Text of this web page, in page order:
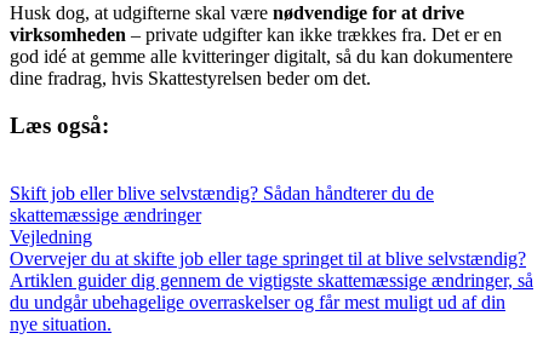
Husk dog, at udgifterne skal være nødvendige for at drive
virksomheden – private udgifter kan ikke trækkes fra. Det er en
god idé at gemme alle kvitteringer digitalt, så du kan dokumentere
dine fradrag, hvis Skattestyrelsen beder om det.
Læs også:
Skift job eller blive selvstændig? Sådan håndterer du de
skattemæssige ændringer
Vejledning
Overvejer du at skifte job eller tage springet til at blive selvstændig?
Artiklen guider dig gennem de vigtigste skattemæssige ændringer, så
du undgår ubehagelige overraskelser og får mest muligt ud af din
nye situation.